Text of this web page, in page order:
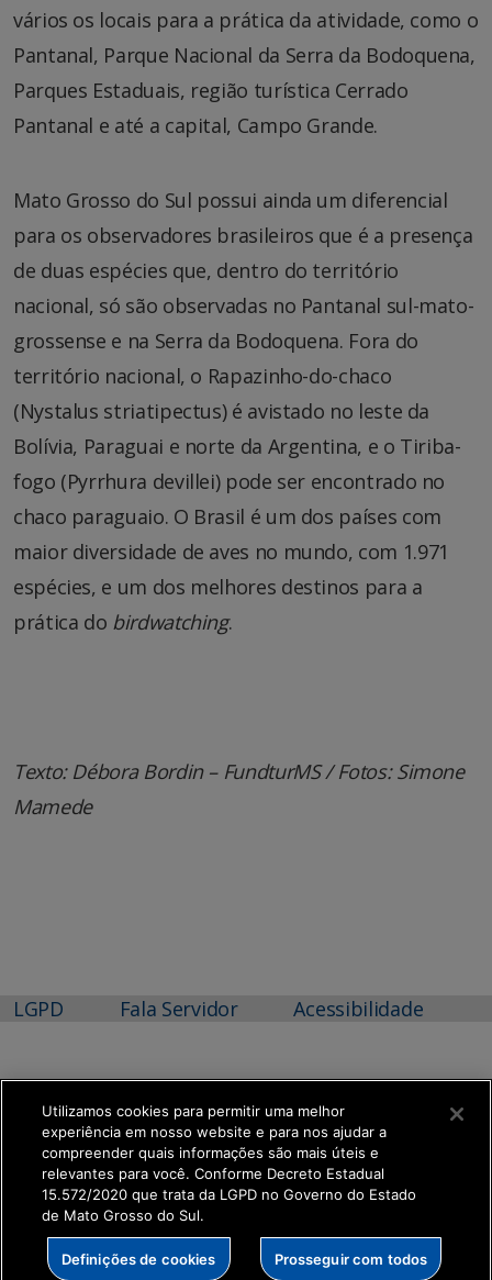
vários os locais para a prática da atividade, como o
Pantanal, Parque Nacional da Serra da Bodoquena,
Parques Estaduais, região turística Cerrado
Pantanal e até a capital, Campo Grande.
Mato Grosso do Sul possui ainda um diferencial
para os observadores brasileiros que é a presença
de duas espécies que, dentro do território
nacional, só são observadas no Pantanal sul-mato-
grossense e na Serra da Bodoquena. Fora do
território nacional, o Rapazinho-do-chaco
(Nystalus striatipectus) é avistado no leste da
Bolívia, Paraguai e norte da Argentina, e o Tiriba-
fogo (Pyrrhura devillei) pode ser encontrado no
chaco paraguaio. O Brasil é um dos países com
maior diversidade de aves no mundo, com 1.971
espécies, e um dos melhores destinos para a
prática do birdwatching.
Texto: Débora Bordin – FundturMS / Fotos: Simone
Mamede
LGPD Fala Servidor Acessibilidade
FUNDAÇÃO DE TURISMO DE MS
Avenida Afonso Pena 7000
Parque das Nações Indígenas - Portal Guarani - Campo Grande |
CEP: 79031-010
MAPA
Utilizamos cookies para permitir uma melhor
experiência em nosso website e para nos ajudar a
compreender quais informações são mais úteis e
relevantes para você. Conforme Decreto Estadual
15.572/2020 que trata da LGPD no Governo do Estado
de Mato Grosso do Sul.
Definições de cookies Prosseguir com todos